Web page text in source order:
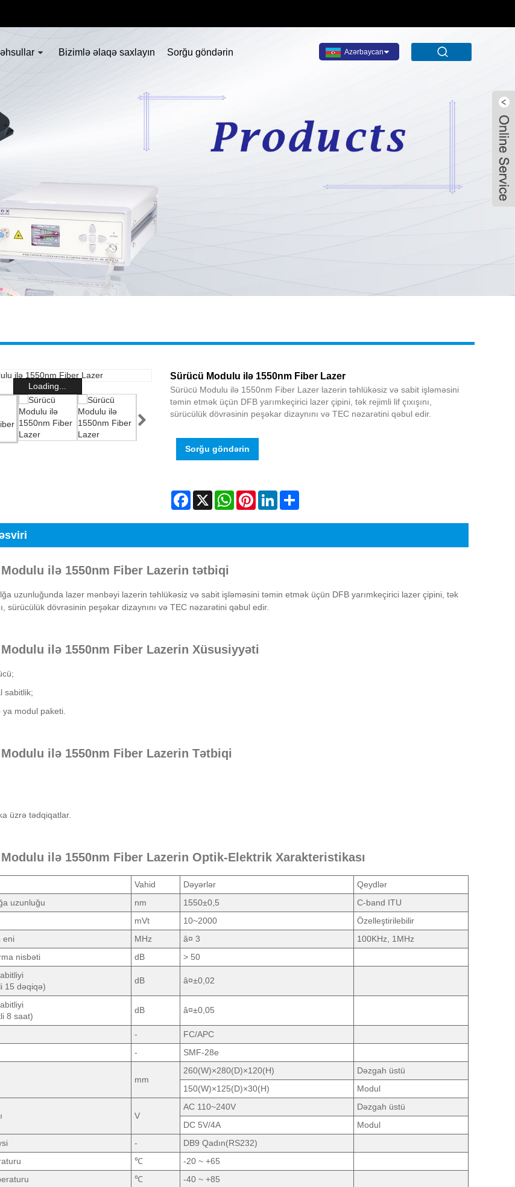
Azərbaycan
Bizimlə əlaqə saxlayın Sorğu göndərin
Loading...
Sürücü Modulu ilə 1550nm Fiber Lazer
Sürücü Modulu ilə 1550nm Fiber Lazer lazerin təhlükəsiz və sabit işləməsini
təmin etmək üçün DFB yarımkeçirici lazer çipini, tək rejimli lif çıxışını,
sürücülük dövrəsinin peşəkar dizaynını və TEC nəzarətini qəbul edir.
Sorğu göndərin
Facebook
X WhatsAppPinterestLinkedInShare
ilə 1550nm Fiber Lazerin tətbiqi
uzunluğunda lazer mənbəyi lazerin təhlükəsiz və sabit işləməsini təmin etmək üçün DFB yarımkeçirici lazer çipini, tək
sürücülük dövrəsinin peşəkar dizaynını və TEC nəzarətini qəbul edir.
ilə 1550nm Fiber Lazerin Xüsusiyyəti
sabitlik;
modul paketi.
ilə 1550nm Fiber Lazerin Tətbiqi
üzrə tədqiqatlar.
ilə 1550nm Fiber Lazerin Optik-Elektrik Xarakteristikası
Vahid Dəyərlər
Qeydlər
uzunluğu
nm 1550±0,5
C-band ITU
mVt 10~2000
Özelleştirilebilir
eni
MHz â¤ 3
100KHz, 1MHz
nisbəti
dB
> 50
15 dəqiqə)
dB â¤±0,02
8 saat)
dB â¤±0,05
-
FC/APC
- SMF-28e
mm
260(W)×280(D)×120(H)
Dəzgah üstü
150(W)×125(D)×30(H)
Modul
V
AC 110~240V
Dəzgah üstü
DC 5V/4A
Modul
-
DB9 Qadın(RS232)
℃
-20 ~ +65
℃ -40 ~ +85